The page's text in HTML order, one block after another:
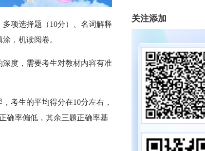
项选择题（10分）、名词解释
，机读阅卷。
度，需要考生对教材内容有准
考生的平均得分在10分左右，
确率偏低，其余三题正确率基
关注添加